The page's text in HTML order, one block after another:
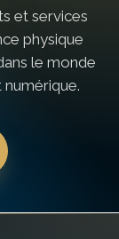
et services
physique
le monde